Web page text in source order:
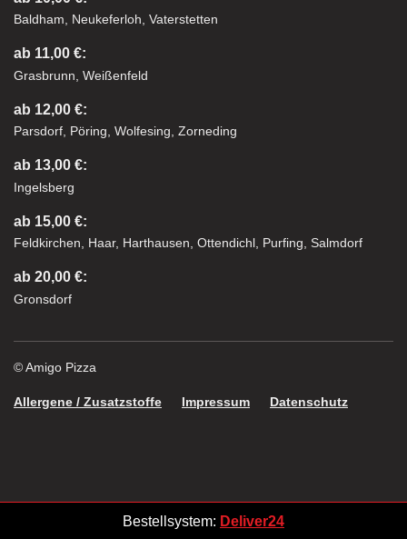
Baldham, Neukeferloh, Vaterstetten
ab 11,00 €:
Grasbrunn, Weißenfeld
ab 12,00 €:
Parsdorf, Pöring, Wolfesing, Zorneding
ab 13,00 €:
Ingelsberg
ab 15,00 €:
Feldkirchen, Haar, Harthausen, Ottendichl, Purfing, Salmdorf
ab 20,00 €:
Gronsdorf
© Amigo Pizza
Allergene / Zusatzstoffe Impressum Datenschutz
Bestellsystem: Deliver24